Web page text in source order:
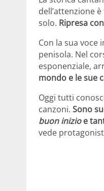
dell’attenzione
solo. Ripresa
Con la sua
penisola. Nel
esponenziale,
mondo e le sue
Oggi tutti
canzoni. Sono
buon inizioe
vede